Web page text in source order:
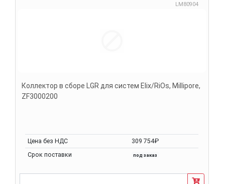
LM80904
Коллектор в сборе LGR для систем Elix/RiOs, Millipore,
ZF3000200
Цена без НДС
309 754₽
Срок поставки
под заказ